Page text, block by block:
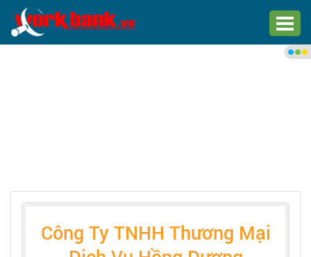
Trang chủ
Việc làm mới nhất
Công Ty TNHH Thương Mại